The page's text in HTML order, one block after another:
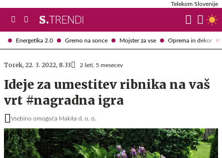
Energetika 2.0 Gremo na sonce Mojster za vse Oprema in dekor
Telekom Slovenije
Torek, 22. 3. 2022, 8.33 2 leti, 5 mesecev
Ideje za umestitev ribnika na vaš
vrt #nagradna igra
Vsebino omogoča Makita d. o. o.